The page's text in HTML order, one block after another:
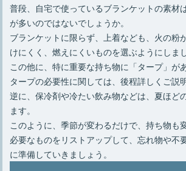
普段、自宅で使っているブランケットの素材
が多いのではないでしょうか。
ブランケットに限らず、上着なども、火の粉
けにくく、燃えにくいものを選ぶようにしまし
この他に、特に重要な持ち物に「タープ」が
タープの必要性に関しては、後程詳しくご説
逆に、保冷剤や冷たい飲み物などは、夏ほど
ます。
このように、季節が変わるだけで、持ち物も
必要なものをリストアップして、忘れ物や不
に準備していきましょう。